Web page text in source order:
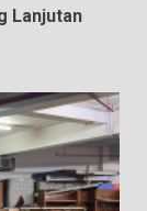
Lanjutan